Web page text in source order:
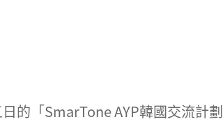
的「SmarTone AYP韓國交流計劃